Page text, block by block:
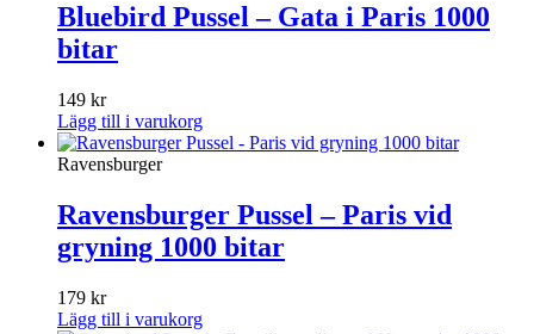
Bluebird Pussel – Gata i Paris 1000
bitar
149 kr
Lägg till i varukorg
Ravensburger
Ravensburger Pussel – Paris vid
gryning 1000 bitar
179 kr
Lägg till i varukorg